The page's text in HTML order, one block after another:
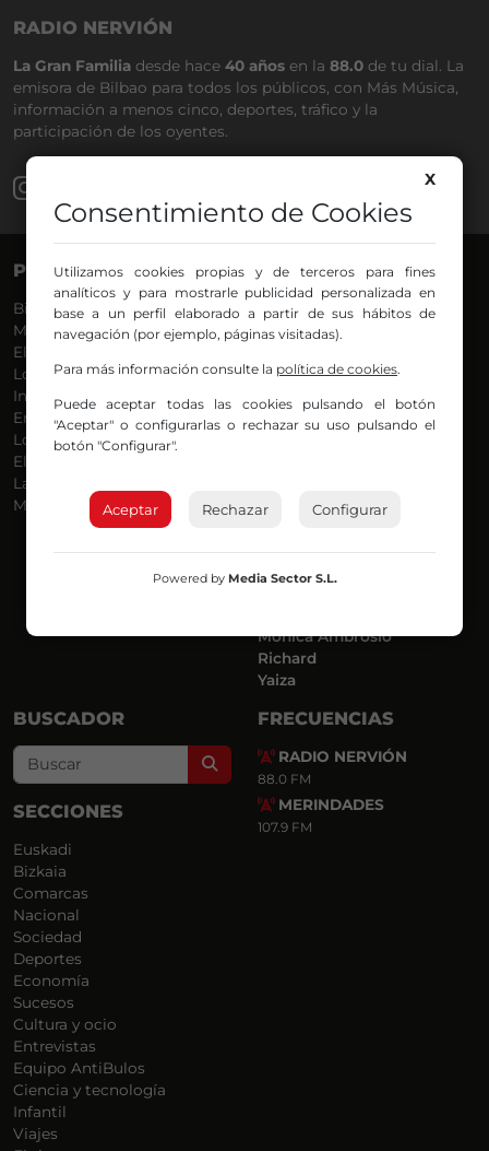
RADIO NERVIÓN
La Gran Familia desde hace 40 años en la 88.0 de tu dial. La
emisora de Bilbao para todos los públicos, con Más Música,
información a menos cinco, deportes, tráfico y la
participación de los oyentes.
PROGRAMAS
Bilbosport
Más Música
El Madrugador
Lo Más Nuevo
Informativos
En Ruta
Locos por la Música
El Supermadrugador
La Mañana de Radio Nervión
Más Madrugada
VOCES
Agurtzane
Belén Ollero
Eduardo
Eva Argote
Endika
Jon
Joseba
Luis Carlos
Mónica Ambrosio
Richard
Yaiza
BUSCADOR
Search
SECCIONES
Euskadi
Bizkaia
Comarcas
Nacional
Sociedad
Deportes
Economía
Sucesos
Cultura y ocio
Entrevistas
Equipo AntiBulos
Ciencia y tecnología
Infantil
Viajes
FRECUENCIAS
RADIO NERVIÓN
88.0 FM
MERINDADES
107.9 FM
X
Consentimiento de Cookies
Utilizamos cookies propias y de terceros para fines
analíticos y para mostrarle publicidad personalizada en
base a un perfil elaborado a partir de sus hábitos de
navegación (por ejemplo, páginas visitadas).
Para más información consulte la política de cookies.
Puede aceptar todas las cookies pulsando el botón
"Aceptar" o configurarlas o rechazar su uso pulsando el
botón "Configurar".
Aceptar Rechazar Configurar
Powered by Media Sector S.L.